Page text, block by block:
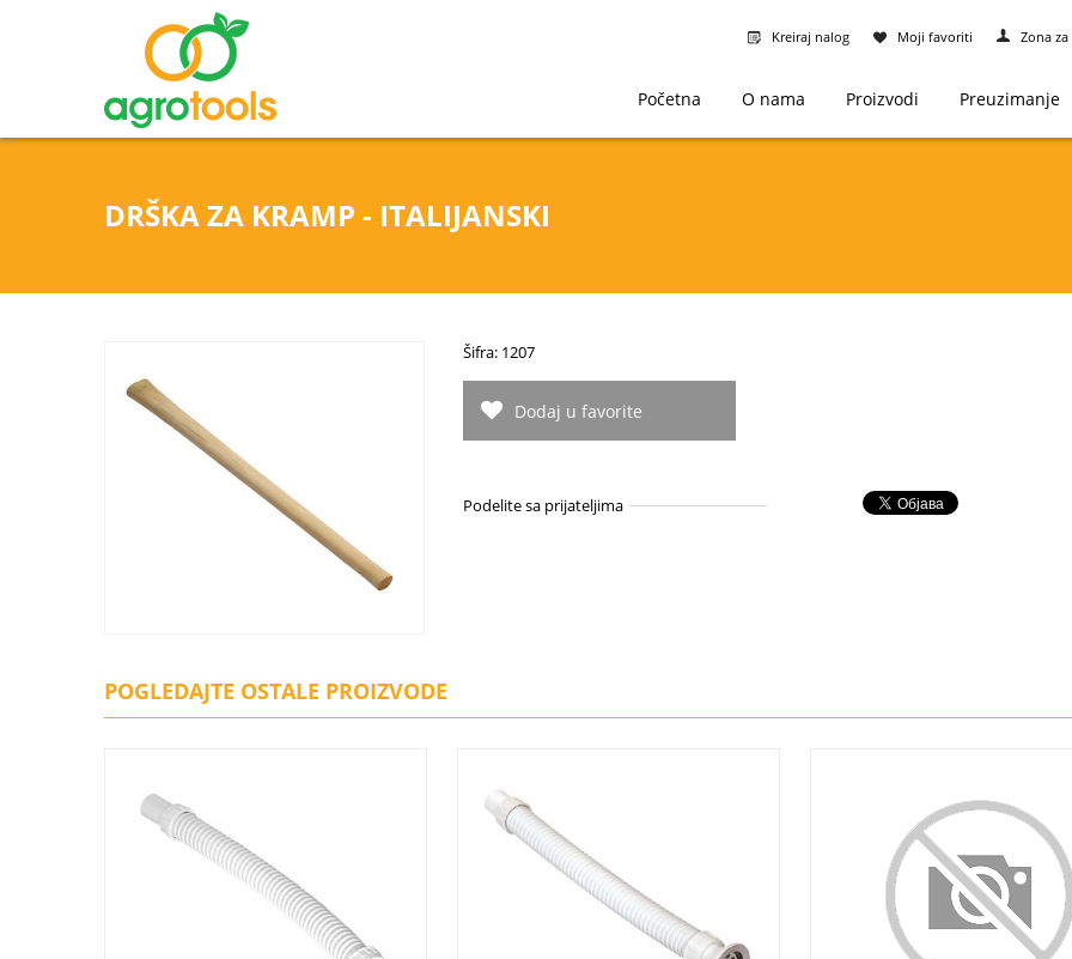
DRŠKA ZA KRAMP - ITALIJANSKI
Kreiraj nalog Moji favoriti Zona
Početna O nama Proizvodi Preuzimanje
Šifra: 1207
Dodaj u favorite
Podelite sa prijateljima
POGLEDAJTE OSTALE PROIZVODE